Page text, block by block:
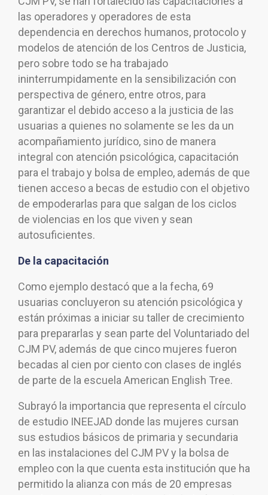
las operadores y operadores de esta
dependencia en derechos humanos, protocolo y
modelos de atención de los Centros de Justicia,
pero sobre todo se ha trabajado
ininterrumpidamente en la sensibilización con
perspectiva de género, entre otros, para
garantizar el debido acceso a la justicia de las
usuarias a quienes no solamente se les da un
acompañamiento jurídico, sino de manera
integral con atención psicológica, capacitación
para el trabajo y bolsa de empleo, además de que
tienen acceso a becas de estudio con el objetivo
de empoderarlas para que salgan de los ciclos
de violencias en los que viven y sean
autosuficientes.
De la capacitación
Como ejemplo destacó que a la fecha, 69
usuarias concluyeron su atención psicológica y
están próximas a iniciar su taller de crecimiento
para prepararlas y sean parte del Voluntariado del
CJM PV, además de que cinco mujeres fueron
becadas al cien por ciento con clases de inglés
de parte de la escuela American English Tree.
Subrayó la importancia que representa el círculo
de estudio INEEJAD donde las mujeres cursan
sus estudios básicos de primaria y secundaria
en las instalaciones del CJM PV y la bolsa de
empleo con la que cuenta esta institución que ha
permitido la alianza con más de 20 empresas